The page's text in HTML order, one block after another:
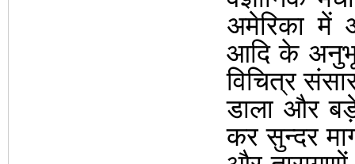
अमेरिका में
आदि के अनुभूत
विचित्र
डाला और
कर सुन्दर